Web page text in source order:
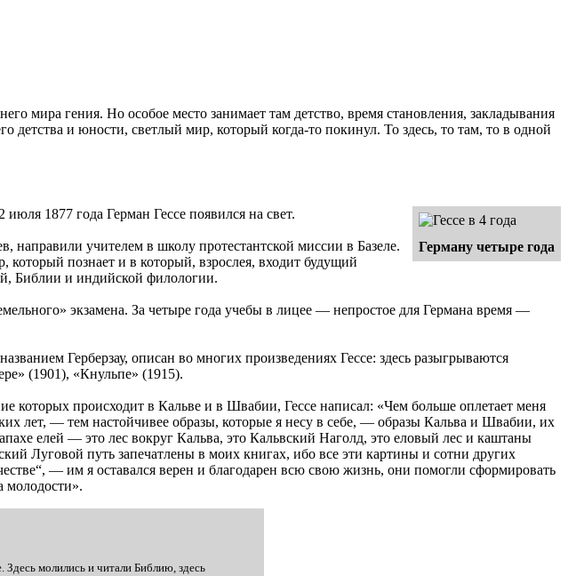
мира гения. Но особое место занимает там детство, время становления, закладывания
детства и юности, светлый мир, который когда-то покинул. То здесь, то там, то в одной
Герману четыре года
1877 года Герман Гессе появился на свет.
направили учителем в школу протестантской миссии в Базеле.
который познает и в который, взрослея, входит будущий
Библии и индийской филологии.
экзамена. За четыре года учебы в лицее — непростое для Германа время —
Герберзау, описан во многих произведениях Гессе: здесь разыгрываются
(1901), «Кнульпе» (1915).
которых происходит в Кальве и в Швабии, Гессе написал: «Чем больше оплетает меня
лет, — тем настойчивее образы, которые я несу в себе, — образы Кальва и Швабии, их
елей — это лес вокруг Кальва, это Кальвский Наголд, это еловый лес и каштаны
Луговой путь запечатлены в моих книгах, ибо все эти картины и сотни других
— им я оставался верен и благодарен всю свою жизнь, они помогли сформировать
молодости».
молились и читали Библию, здесь